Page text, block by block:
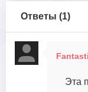
Ответы (1)
Эта